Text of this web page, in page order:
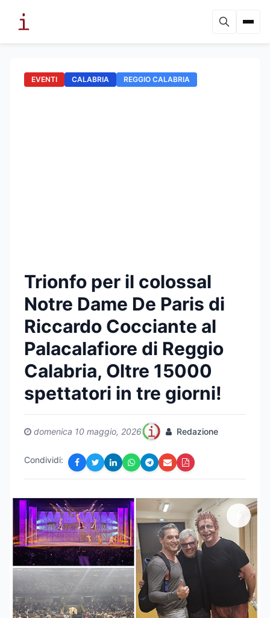
EVENTI CALABRIA REGGIO CALABRIA
Trionfo per il colossal
Notre Dame De Paris di
Riccardo Cocciante al
Palacalafiore di Reggio
Calabria, Oltre 15000
spettatori in tre giorni!
domenica 10 maggio, 2026 Redazione
Condividi: